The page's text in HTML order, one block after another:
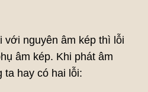
với nguyên âm kép thì lỗi
âm kép. Khi phát âm
ta hay có hai lỗi: